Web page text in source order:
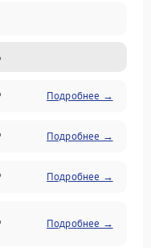
Подробнее →
Подробнее →
Подробнее →
Подробнее →